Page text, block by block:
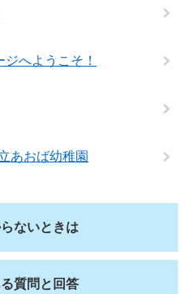
へようこそ！
あおば幼稚園
ないときは
質問と回答